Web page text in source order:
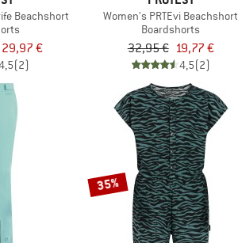
Beachshort
€
(2)
Women's PRTEvi Beachshort
Boardshorts
32,95 € 19,77 €
4,5(2)
35%